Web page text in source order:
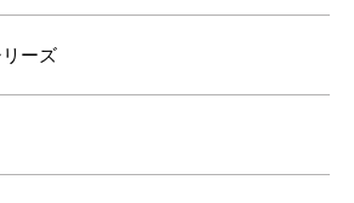
ーズ